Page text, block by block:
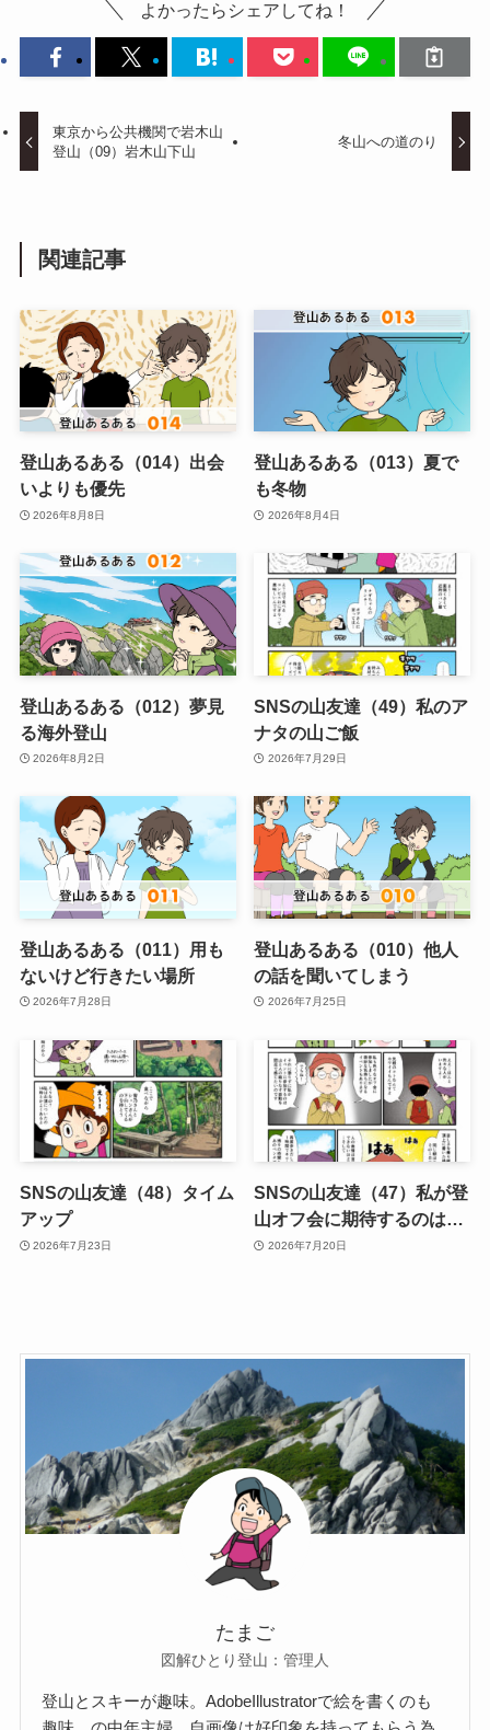
よかったらシェアしてね！
東京から公共機関で岩木山
登山（09）岩木山下山
冬山への道のり
関連記事
登山あるある（014）出会
いよりも優先
2026年8月8日
登山あるある（013）夏で
も冬物
2026年8月4日
登山あるある（012）夢見
る海外登山
2026年8月2日
SNSの山友達（49）私のア
ナタの山ご飯
2026年7月29日
登山あるある（011）用も
ないけど行きたい場所
2026年7月28日
登山あるある（010）他人
の話を聞いてしまう
2026年7月25日
SNSの山友達（48）タイム
アップ
2026年7月23日
SNSの山友達（47）私が登
山オフ会に期待するのは…
2026年7月20日
たまご
図解ひとり登山：管理人
登山とスキーが趣味。AdobeIllustratorで絵を書くのも